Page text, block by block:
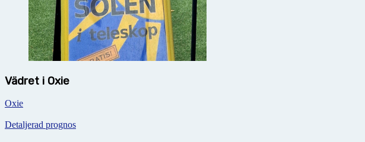
Vädret i Oxie
Oxie
Detaljerad prognos